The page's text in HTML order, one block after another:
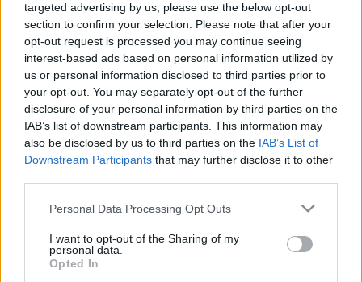
targeted advertising by us, please use the below opt-out
section to confirm your selection. Please note that after your
opt-out request is processed you may continue seeing
interest-based ads based on personal information utilized by
us or personal information disclosed to third parties prior to
your opt-out. You may separately opt-out of the further
disclosure of your personal information by third parties on the
IAB’s list of downstream participants. This information may
also be disclosed by us to third parties on the IAB’s List of
Downstream Participants that may further disclose it to other
Please note that this website/app uses one or more Google
not limited to your visit or usage behaviour. You may click to
grant or deny consent to Google and its third-party tags to
use your data for below specified purposes in below Google
Personal Data Processing Opt Outs
I want to opt-out of the Sharing of my
personal data.
Opted In
#allergia #influenza#cukorbetegség
#orvosmeteorológia#vérnyomás #stroke#rákbetegség
#pajzsmirigy#reflux#ekcéma#herpesz
Regisztráció
Nőgyógyászat
Nőgyógyászat